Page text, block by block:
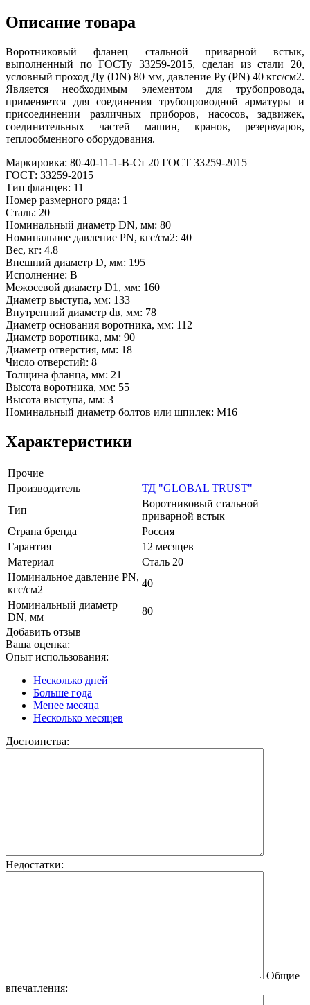
Описание товара
Воротниковый фланец стальной приварной встык,
выполненный по ГОСТу 33259-2015, сделан из стали 20,
условный проход Ду (DN) 80 мм, давление Ру (PN) 40 кгс/см2.
Является необходимым элементом для трубопровода,
применяется для соединения трубопроводной арматуры и
присоединении различных приборов, насосов, задвижек,
соединительных частей машин, кранов, резервуаров,
теплообменного оборудования.
Маркировка: 80-40-11-1-В-Ст 20 ГОСТ 33259-2015
ГОСТ: 33259-2015
Тип фланцев: 11
Номер размерного ряда: 1
Сталь: 20
Номинальный диаметр DN, мм: 80
Номинальное давление PN, кгс/см2: 40
Вес, кг: 4.8
Внешний диаметр D, мм: 195
Исполнение: В
Межосевой диаметр D1, мм: 160
Диаметр выступа, мм: 133
Внутренний диаметр dв, мм: 78
Диаметр основания воротника, мм: 112
Диаметр воротника, мм: 90
Диаметр отверстия, мм: 18
Число отверстий: 8
Толщина фланца, мм: 21
Высота воротника, мм: 55
Высота выступа, мм: 3
Номинальный диаметр болтов или шпилек: М16
Характеристики
Прочие
Производитель
ТД "GLOBAL TRUST"
Тип
Воротниковый стальной
приварной встык
Страна бренда
Россия
Гарантия
12 месяцев
Материал
Сталь 20
Номинальное давление PN,
кгс/см2
40
Номинальный диаметр
DN, мм
80
Добавить отзыв
Ваша оценка:
Опыт использования:
Несколько дней
Больше года
Менее месяца
Несколько месяцев
Достоинства:
Недостатки:
Общие
впечатления: